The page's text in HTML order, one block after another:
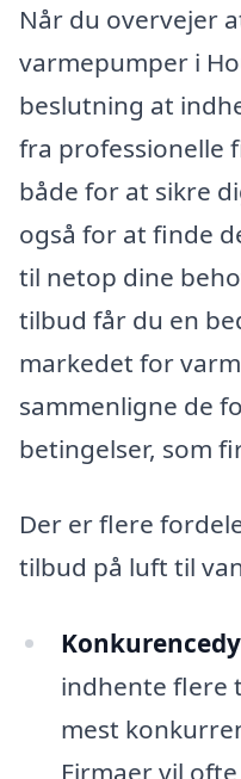
Når du overvejer
varmepumper i
beslutning at
fra professionelle
både for at sikre
også for at finde
til netop dine
tilbud får du en
markedet for
sammenligne de
betingelser, som
Der er flere
tilbud på luft til
indhente flere
mest
Firmaer vil